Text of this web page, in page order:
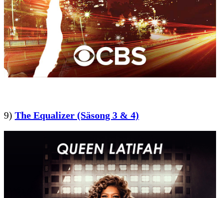
9) The Equalizer (Säsong 3 & 4)